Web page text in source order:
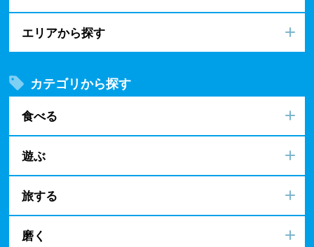
エリアから探す
カテゴリから探す
食べる
遊ぶ
旅する
磨く